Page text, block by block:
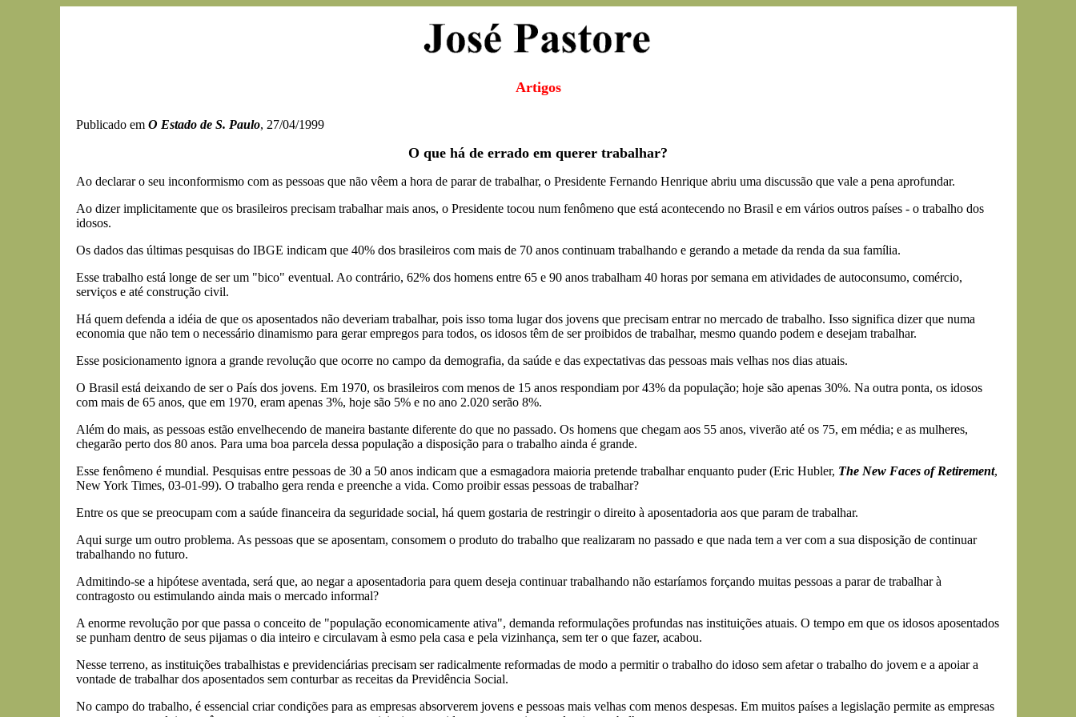
Artigos
Publicado em O Estado de S. Paulo, 27/04/1999
O que há de errado em querer trabalhar?
Ao declarar o seu inconformismo com as pessoas que não vêem a hora de parar de trabalhar, o Presidente Fernando Henrique abriu uma discussão que vale a pena aprofundar.
Ao dizer implicitamente que os brasileiros precisam trabalhar mais anos, o Presidente tocou num fenômeno que está acontecendo no Brasil e em vários outros países - o trabalho dos
idosos.
Os dados das últimas pesquisas do IBGE indicam que 40% dos brasileiros com mais de 70 anos continuam trabalhando e gerando a metade da renda da sua família.
Esse trabalho está longe de ser um "bico" eventual. Ao contrário, 62% dos homens entre 65 e 90 anos trabalham 40 horas por semana em atividades de autoconsumo, comércio,
serviços e até construção civil.
Há quem defenda a idéia de que os aposentados não deveriam trabalhar, pois isso toma lugar dos jovens que precisam entrar no mercado de trabalho. Isso significa dizer que numa
economia que não tem o necessário dinamismo para gerar empregos para todos, os idosos têm de ser proibidos de trabalhar, mesmo quando podem e desejam trabalhar.
Esse posicionamento ignora a grande revolução que ocorre no campo da demografia, da saúde e das expectativas das pessoas mais velhas nos dias atuais.
O Brasil está deixando de ser o País dos jovens. Em 1970, os brasileiros com menos de 15 anos respondiam por 43% da população; hoje são apenas 30%. Na outra ponta, os idosos
com mais de 65 anos, que em 1970, eram apenas 3%, hoje são 5% e no ano 2.020 serão 8%.
Além do mais, as pessoas estão envelhecendo de maneira bastante diferente do que no passado. Os homens que chegam aos 55 anos, viverão até os 75, em média; e as mulheres,
chegarão perto dos 80 anos. Para uma boa parcela dessa população a disposição para o trabalho ainda é grande.
Esse fenômeno é mundial. Pesquisas entre pessoas de 30 a 50 anos indicam que a esmagadora maioria pretende trabalhar enquanto puder (Eric Hubler, The New Faces of Retirement,
New York Times, 03-01-99). O trabalho gera renda e preenche a vida. Como proibir essas pessoas de trabalhar?
Entre os que se preocupam com a saúde financeira da seguridade social, há quem gostaria de restringir o direito à aposentadoria aos que param de trabalhar.
Aqui surge um outro problema. As pessoas que se aposentam, consomem o produto do trabalho que realizaram no passado e que nada tem a ver com a sua disposição de continuar
trabalhando no futuro.
Admitindo-se a hipótese aventada, será que, ao negar a aposentadoria para quem deseja continuar trabalhando não estaríamos forçando muitas pessoas a parar de trabalhar à
contragosto ou estimulando ainda mais o mercado informal?
A enorme revolução por que passa o conceito de "população economicamente ativa", demanda reformulações profundas nas instituições atuais. O tempo em que os idosos aposentados
se punham dentro de seus pijamas o dia inteiro e circulavam à esmo pela casa e pela vizinhança, sem ter o que fazer, acabou.
Nesse terreno, as instituições trabalhistas e previdenciárias precisam ser radicalmente reformadas de modo a permitir o trabalho do idoso sem afetar o trabalho do jovem e a apoiar a
vontade de trabalhar dos aposentados sem conturbar as receitas da Previdência Social.
No campo do trabalho, é essencial criar condições para as empresas absorverem jovens e pessoas mais velhas com menos despesas. Em muitos países a legislação permite as empresas